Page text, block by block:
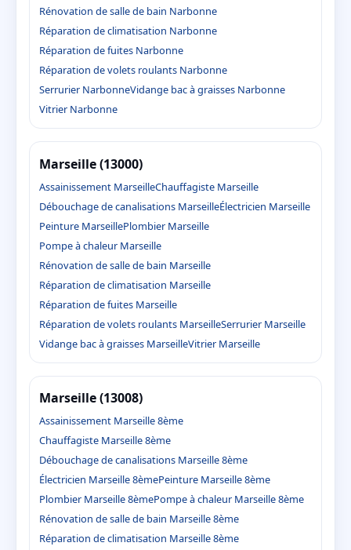
Rénovation de salle de bain Narbonne
Réparation de climatisation Narbonne
Réparation de fuites Narbonne
Réparation de volets roulants Narbonne
Serrurier NarbonneVidange bac à graisses Narbonne
Vitrier Narbonne
Marseille (13000)
Assainissement MarseilleChauffagiste Marseille
Débouchage de canalisations MarseilleÉlectricien Marseille
Peinture MarseillePlombier Marseille
Pompe à chaleur Marseille
Rénovation de salle de bain Marseille
Réparation de climatisation Marseille
Réparation de fuites Marseille
Réparation de volets roulants MarseilleSerrurier Marseille
Vidange bac à graisses MarseilleVitrier Marseille
Marseille (13008)
Assainissement Marseille 8ème
Chauffagiste Marseille 8ème
Débouchage de canalisations Marseille 8ème
Électricien Marseille 8èmePeinture Marseille 8ème
Plombier Marseille 8èmePompe à chaleur Marseille 8ème
Rénovation de salle de bain Marseille 8ème
Réparation de climatisation Marseille 8ème